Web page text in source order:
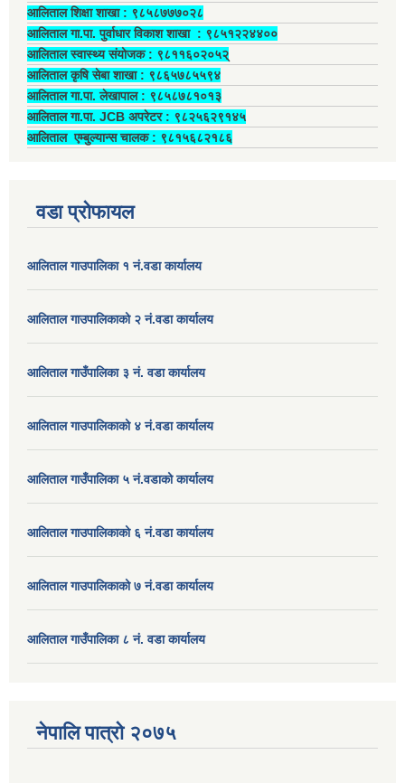
आलिताल शिक्षा शाखा : ९८५८७७७०२८
आलिताल गा.पा. पुर्वाधार विकाश शाखा ‍: ९८५१२२४४००
आलिताल स्वास्थ्य संयोजक ‍: ९८११६०२०५२्
आलिताल कृषि सेबा शाखा : ९८६५७८५५९४
आलिताल गा.पा. लेखापाल ‍: ९८५८७८१०१३
आलिताल गा.पा. JCB अपरेटर ‍: ९८२५६२९१४५
आलिताल एम्बुल्यान्स चालक ‍: ९८१५६८२१८६
वडा प्रोफायल
आलिताल गाउपालिका १ नं.वडा कार्यालय
आलिताल गाउपालिकाको २ नं.वडा कार्यालय
आलिताल गाउँपालिका ३ नं. वडा कार्यालय
आलिताल गाउपालिकाको ४ नं.वडा कार्यालय
आलिताल गाउँपालिका ५ नं.वडाको कार्यालय
आलिताल गाउपालिकाको ६ नं.वडा कार्यालय
आलिताल गाउपालिकाको ७ नं.वडा कार्यालय
आलिताल गाउँपालिका ८ नं. वडा कार्यालय
नेपालि पात्रो २०७५